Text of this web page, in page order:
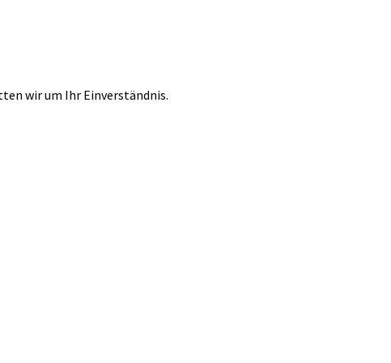
wir um Ihr Einverständnis.